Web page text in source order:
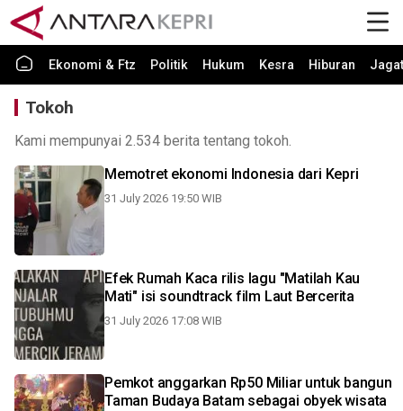
Ekonomi & Ftz Politik Hukum Kesra Hiburan Jagat
Tokoh
Kami mempunyai 2.534 berita tentang tokoh.
Memotret ekonomi Indonesia dari Kepri
31 July 2026 19:50 WIB
Efek Rumah Kaca rilis lagu "Matilah Kau
Mati" isi soundtrack film Laut Bercerita
31 July 2026 17:08 WIB
Pemkot anggarkan Rp50 Miliar untuk bangun
Taman Budaya Batam sebagai obyek wisata